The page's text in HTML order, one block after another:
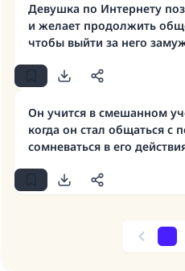
Девушка по Интернету
и желает продолжить
чтобы выйти за него
Он учится в смешанном
когда он стал общаться с
сомневаться в его
Previous